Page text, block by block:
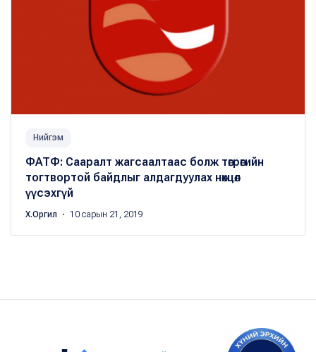
Нийгэм
ФАТФ: Сааралт жагсаалтаас болж төгрөгийн
тогтвортой байдлыг алдагдуулах нөхцөл
үүсэхгүй
Х.Оргил ・ 10 сарын 21, 2019